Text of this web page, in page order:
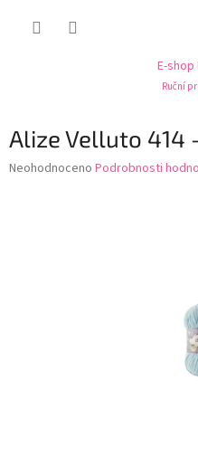
E-shop
Ruční
Alize Velluto 414
Průměrné
Neohodnoceno Podrobnosti